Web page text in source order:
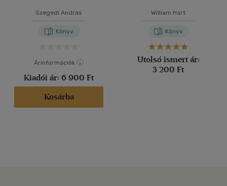
Szegedi András
Könyv
Árinformációk
Kiadói ár: 6 900 Ft
Kosárba
William Hart
Könyv
Utolsó ismert ár:
3 200 Ft